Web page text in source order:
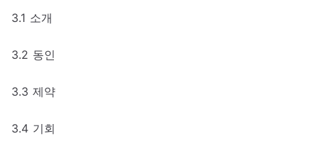
3.1 소개
3.2 동인
3.3 제약
3.4 기회